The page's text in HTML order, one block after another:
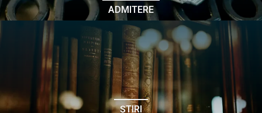
Erasmus & Internațional
Despre Facultate
ADMITERE
ȘTIRI